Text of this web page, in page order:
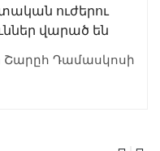
ուժերու
վարած են
Դամասկոսի